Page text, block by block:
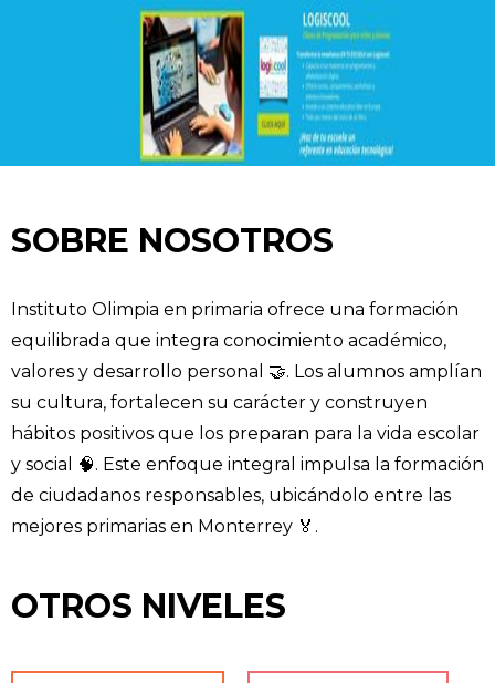
SOBRE NOSOTROS
Instituto Olimpia en primaria ofrece una formación
equilibrada que integra conocimiento académico,
valores y desarrollo personal 🤝. Los alumnos amplían
su cultura, fortalecen su carácter y construyen
hábitos positivos que los preparan para la vida escolar
y social 🧠. Este enfoque integral impulsa la formación
de ciudadanos responsables, ubicándolo entre las
mejores primarias en Monterrey 🏅.
OTROS NIVELES